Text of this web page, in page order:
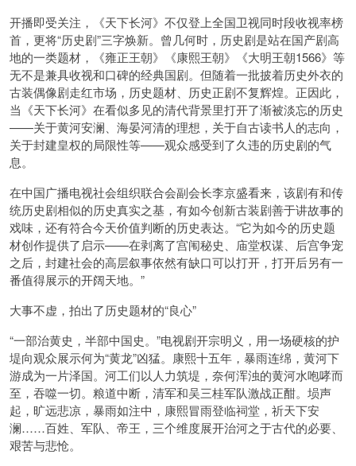
开播即受关注，《天下长河》不仅登上全国卫视同时段收视率榜
首，更将“历史剧”三字焕新。曾几何时，历史剧是站在国产剧高
地的一类题材，《雍正王朝》《康熙王朝》《大明王朝1566》等
无不是兼具收视和口碑的经典国剧。但随着一批披着历史外衣的
古装偶像剧走红市场，历史题材、历史正剧不复辉煌。正因此，
当《天下长河》在看似多见的清代背景里打开了渐被淡忘的历史
——关于黄河安澜、海晏河清的理想，关于自古读书人的志向，
关于封建皇权的局限性等——观众感受到了久违的历史剧的气
息。
在中国广播电视社会组织联合会副会长李京盛看来，该剧有和传
统历史剧相似的历史真实之基，有如今创新古装剧善于讲故事的
戏味，还有符合今天价值判断的历史表达。“它为如今的历史题
材创作提供了启示——在剥离了宫闱秘史、庙堂权谋、后宫争宠
之后，封建社会的高层叙事依然有缺口可以打开，打开后另有一
番值得展示的开阔天地。”
大事不虚，拍出了历史题材的“良心”
“一部治黄史，半部中国史。”电视剧开宗明义，用一场硬核的护
堤向观众展示何为“黄龙”凶猛。康熙十五年，暴雨连绵，黄河下
游成为一片泽国。河工们以人力筑堤，奈何浑浊的黄河水咆哮而
至，吞噬一切。粮道中断，清军和吴三桂军队激战正酣。埙声
起，旷远悲凉，暴雨如注中，康熙冒雨登临祠堂，祈天下安
澜……百姓、军队、帝王，三个维度展开治河之于古代的必要、
艰苦与悲怆。